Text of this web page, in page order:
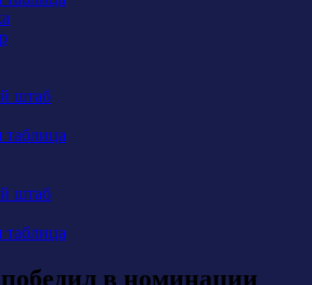
штаб
таблица
штаб
таблица
в номинации